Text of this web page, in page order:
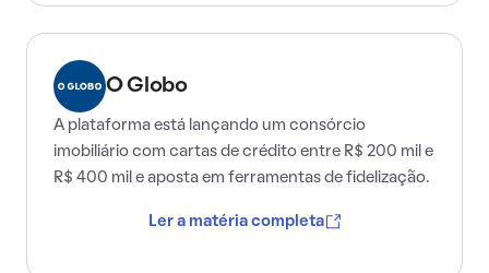
O Globo
A plataforma está lançando um consórcio
imobiliário com cartas de crédito entre R$ 200 mil e
R$ 400 mil e aposta em ferramentas de fidelização.
Ler a matéria completa